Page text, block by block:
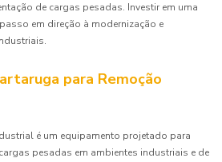
de cargas pesadas. Investir em uma
em direção à modernização e
para Remoção
é um equipamento projetado para
pesadas em ambientes industriais e de